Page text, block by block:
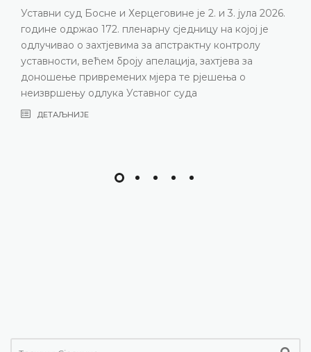
Уставни суд Босне и Херцеговине одржаће 172.
пленарну сједницу 2. и 3. јула 2026. године
ДЕТАЉНИЈЕ